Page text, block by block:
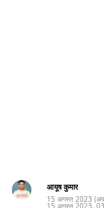
आयूष कुमार
15 अगस्त 2023
15 अगस्त 2023,